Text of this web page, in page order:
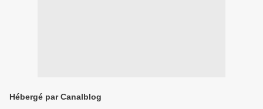
Hébergé par Canalblog